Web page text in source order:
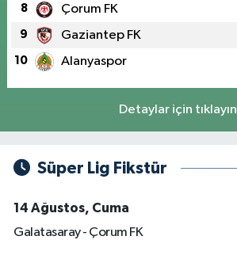
8 Çorum FK
9 Gaziantep FK
10 Alanyaspor
Detaylar için tıklayın
Süper Lig Fikstür
14 Ağustos, Cuma
Galatasaray - Çorum FK